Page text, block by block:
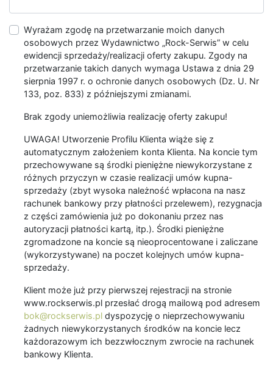
Wyrażam zgodę na przetwarzanie moich danych
osobowych przez Wydawnictwo „Rock-Serwis” w celu
ewidencji sprzedaży/realizacji oferty zakupu. Zgody na
przetwarzanie takich danych wymaga Ustawa z dnia 29
sierpnia 1997 r. o ochronie danych osobowych (Dz. U. Nr
133, poz. 833) z późniejszymi zmianami.
Brak zgody uniemożliwia realizację oferty zakupu!
UWAGA! Utworzenie Profilu Klienta wiąże się z
automatycznym założeniem konta Klienta. Na koncie tym
przechowywane są środki pieniężne niewykorzystane z
różnych przyczyn w czasie realizacji umów kupna-
sprzedaży (zbyt wysoka należność wpłacona na nasz
rachunek bankowy przy płatności przelewem), rezygnacja
z części zamówienia już po dokonaniu przez nas
autoryzacji płatności kartą, itp.). Środki pieniężne
zgromadzone na koncie są nieoprocentowane i zaliczane
(wykorzystywane) na poczet kolejnych umów kupna-
sprzedaży.
Klient może już przy pierwszej rejestracji na stronie
www.rockserwis.pl przesłać drogą mailową pod adresem
bok@rockserwis.pl dyspozycję o nieprzechowywaniu
żadnych niewykorzystanych środków na koncie lecz
każdorazowym ich bezzwłocznym zwrocie na rachunek
bankowy Klienta.